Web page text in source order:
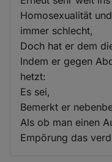
Homosexualität
immer schlecht,
Doch hat er dem
Indem er gegen
hetzt:
Es sei,
Bemerkt er
Als ob man einen
Empörung das